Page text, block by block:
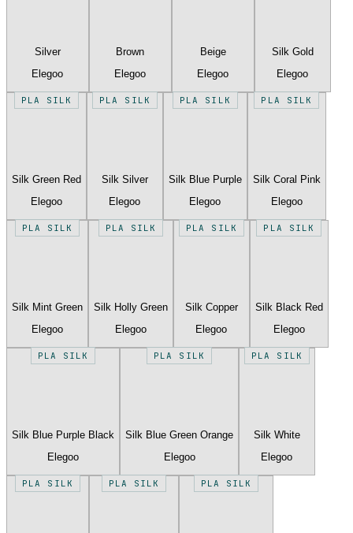
Silver
Elegoo
Brown
Elegoo
Beige
Elegoo
Silk Gold
Elegoo
PLA SILK
Silk Green Red
Elegoo
PLA SILK
Silk Silver
Elegoo
PLA SILK
Silk Blue Purple
Elegoo
PLA SILK
Silk Coral Pink
Elegoo
PLA SILK
Silk Mint Green
Elegoo
PLA SILK
Silk Holly Green
Elegoo
PLA SILK
Silk Copper
Elegoo
PLA SILK
Silk Black Red
Elegoo
PLA SILK
Silk Blue Purple Black
Elegoo
PLA SILK
Silk Blue Green Orange
Elegoo
PLA SILK
Silk White
Elegoo
PLA SILK PLA SILK PLA SILK